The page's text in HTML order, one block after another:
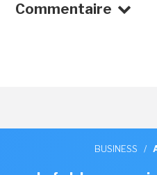
Commentaire
BUSINESS /